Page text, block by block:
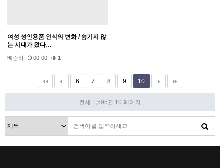
여성 성인용품 인식의 변화 / 숨기지 않
는 시대가 왔다…
배승하 00-00 1
6 7 8 9 10
전체 1,595건 10 페이지